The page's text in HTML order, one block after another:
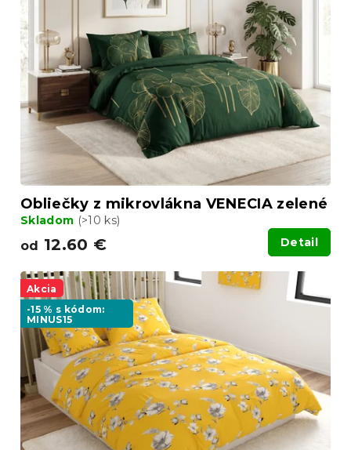
Obliečky z mikrovlákna VENECIA zelené
Skladom (>10 ks)
od 12.60 € Detail
Akcia
-15 % s kódom:
MINUS15